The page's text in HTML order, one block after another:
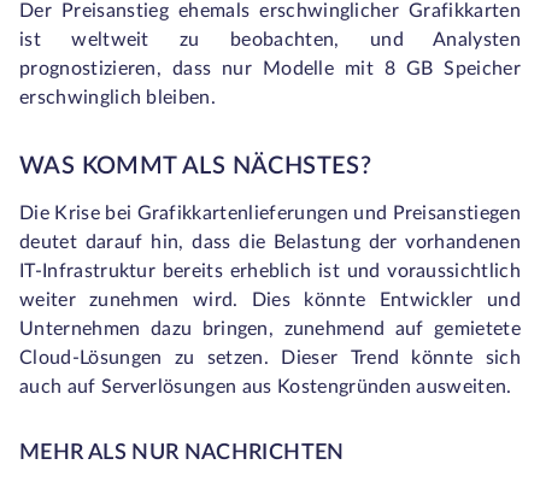
Der Preisanstieg ehemals erschwinglicher Grafikkarten
ist weltweit zu beobachten, und Analysten
prognostizieren, dass nur Modelle mit 8 GB Speicher
erschwinglich bleiben.
WAS KOMMT ALS NÄCHSTES?
Die Krise bei Grafikkartenlieferungen und Preisanstiegen
deutet darauf hin, dass die Belastung der vorhandenen
IT-Infrastruktur bereits erheblich ist und voraussichtlich
weiter zunehmen wird. Dies könnte Entwickler und
Unternehmen dazu bringen, zunehmend auf gemietete
Cloud-Lösungen zu setzen. Dieser Trend könnte sich
auch auf Serverlösungen aus Kostengründen ausweiten.
MEHR ALS NUR NACHRICHTEN